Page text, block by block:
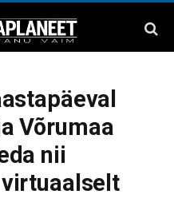
Võrumaa
nii